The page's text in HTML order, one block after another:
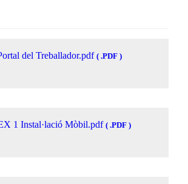
del Treballador.pdf ( .PDF )
1 Instal·lació Mòbil.pdf ( .PDF )